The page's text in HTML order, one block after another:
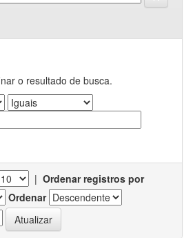
o resultado de busca.
| Ordenar registros por
Ordenar